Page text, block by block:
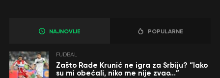
NAJNOVIJE POPULARNE
FUDBAL
Zašto Rade Krunić ne igra za Srbiju? “Iako
su mi obećali, niko me nije zvao…”